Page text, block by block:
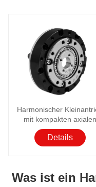
Harmonischer
mit kompakten axialen
Abmessungen im
Stil
Details
Was ist ein